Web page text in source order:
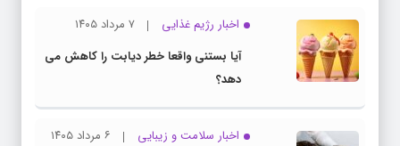
اخبار رژیم غذایی
۷ مرداد ۱۴۰۵
آیا بستنی واقعا خطر دیابت را کاهش می
دهد؟
اخبار سلامت و زیبایی
۶ مرداد ۱۴۰۵